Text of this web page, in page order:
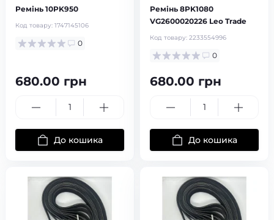
Ремінь 10PK950
Код товару: 1747145106
0
680.00 грн
До кошика
Ремінь 8PK1080
VG2600020226 Leo Trade
Код товару: 2233554996
0
680.00 грн
До кошика